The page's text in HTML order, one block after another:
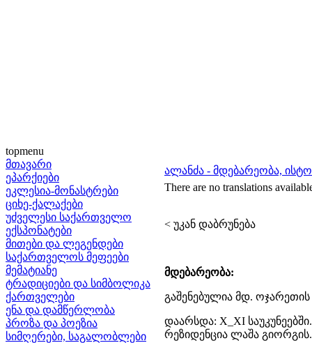
topmenu
მთავარი
ეპარქიები
ეკლესია-მონასტრები
ციხე-ქალაქები
უძველესი საქართველო
ექსპონატები
მითები და ლეგენდები
საქართველოს მეფეები
მემატიანე
ტრადიციები და სიმბოლიკა
ქართველები
ენა და დამწერლობა
პროზა და პოეზია
სიმღერები, საგალობლები
ალანძა - მდებარეობა,
There are no translations
< უკან დაბრუნება
მდებარეობა:
გაშენებულია მდ.
დაარსდა: X_XI
რეზიდენცია ლაშა გიორგის.